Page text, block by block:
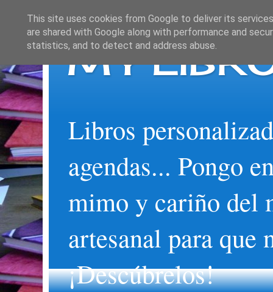
MY
Libros
agendas... Pongo
mimo y cariño del
artesanal para que
¡Descúbrelos!
This site uses cookies from Google to deliver its
are shared with Google along with performance and
statistics, and to detect and address abuse.